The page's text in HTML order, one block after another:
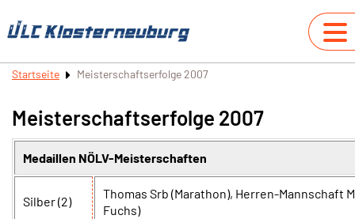
Startseite Meisterschaftserfolge 2007
Meisterschaftserfolge 2007
Medaillen NÖLV-Meisterschaften
Silber (2)
Thomas Srb (Marathon), Herren-Mannschaft
Fuchs)